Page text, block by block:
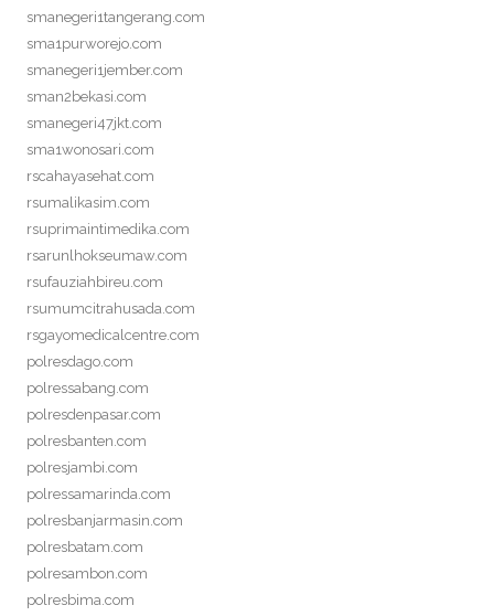
smanegeri1tangerang.com
sma1purworejo.com
smanegeri1jember.com
sman2bekasi.com
smanegeri47jkt.com
sma1wonosari.com
rscahayasehat.com
rsumalikasim.com
rsuprimaintimedika.com
rsarunlhokseumaw.com
rsufauziahbireu.com
rsumumcitrahusada.com
rsgayomedicalcentre.com
polresdago.com
polressabang.com
polresdenpasar.com
polresbanten.com
polresjambi.com
polressamarinda.com
polresbanjarmasin.com
polresbatam.com
polresambon.com
polresbima.com